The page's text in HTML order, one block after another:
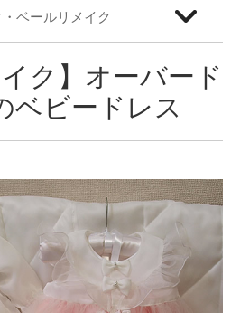
ベールリメイク
シメトリーフリルのベビード
ふわ巻きバラのベビードレ
ライプスカートのベビード
ク】オーバード
ベビードレス